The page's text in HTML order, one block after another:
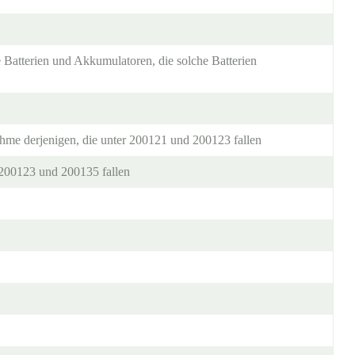
und Akkumulatoren, die solche Batterien
derjenigen, die unter 200121 und 200123 fallen
und 200135 fallen